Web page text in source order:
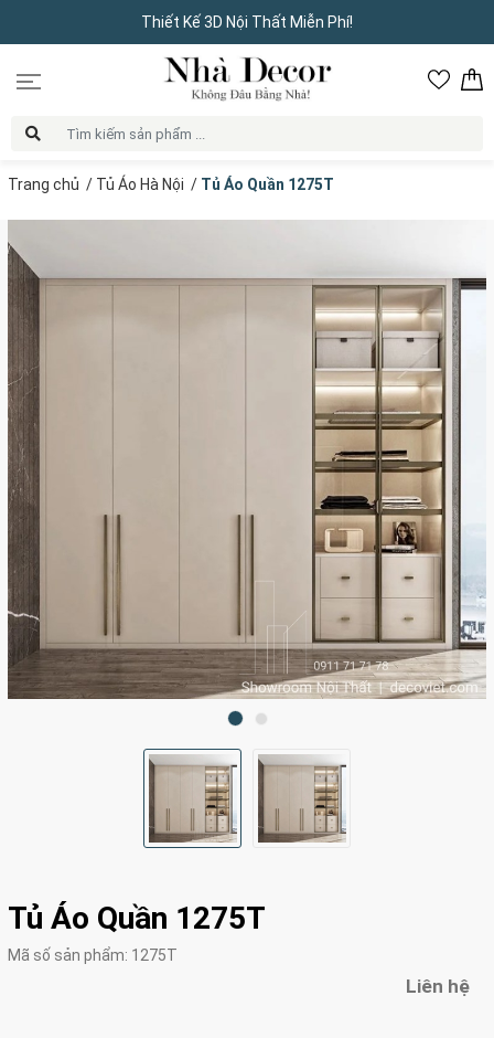
Thiết Kế 3D Nội Thất Miễn Phí!
Trang chủ / Tủ Áo Hà Nội / Tủ Áo Quần 1275T
Tủ Áo Quần 1275T
Mã số sản phẩm: 1275T
Liên hệ